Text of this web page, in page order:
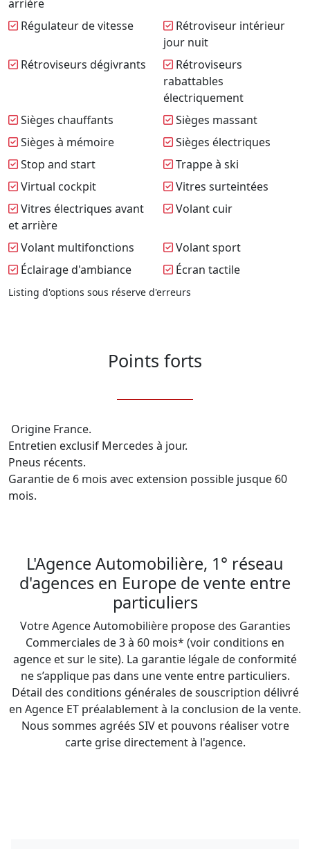
arrière
Régulateur de vitesse
Rétroviseur intérieur
jour nuit
Rétroviseurs dégivrants
Rétroviseurs
rabattables
électriquement
Sièges chauffants
Sièges massant
Sièges à mémoire
Sièges électriques
Stop and start
Trappe à ski
Virtual cockpit
Vitres surteintées
Vitres électriques avant
et arrière
Volant cuir
Volant multifonctions
Volant sport
Éclairage d'ambiance
Écran tactile
Listing d'options sous réserve d'erreurs
Points forts
Entretien exclusif Mercedes à jour.
Pneus récents.
Garantie de 6 mois avec extension possible jusque 60
mois.
L'Agence Automobilière, 1° réseau
d'agences en Europe de vente entre
particuliers
Votre Agence Automobilière propose des Garanties
Commerciales de 3 à 60 mois* (voir conditions en
agence et sur le site). La garantie légale de conformité
ne s’applique pas dans une vente entre particuliers.
Détail des conditions générales de souscription délivré
en Agence ET préalablement à la conclusion de la vente.
Nous sommes agréés SIV et pouvons réaliser votre
carte grise directement à l'agence.